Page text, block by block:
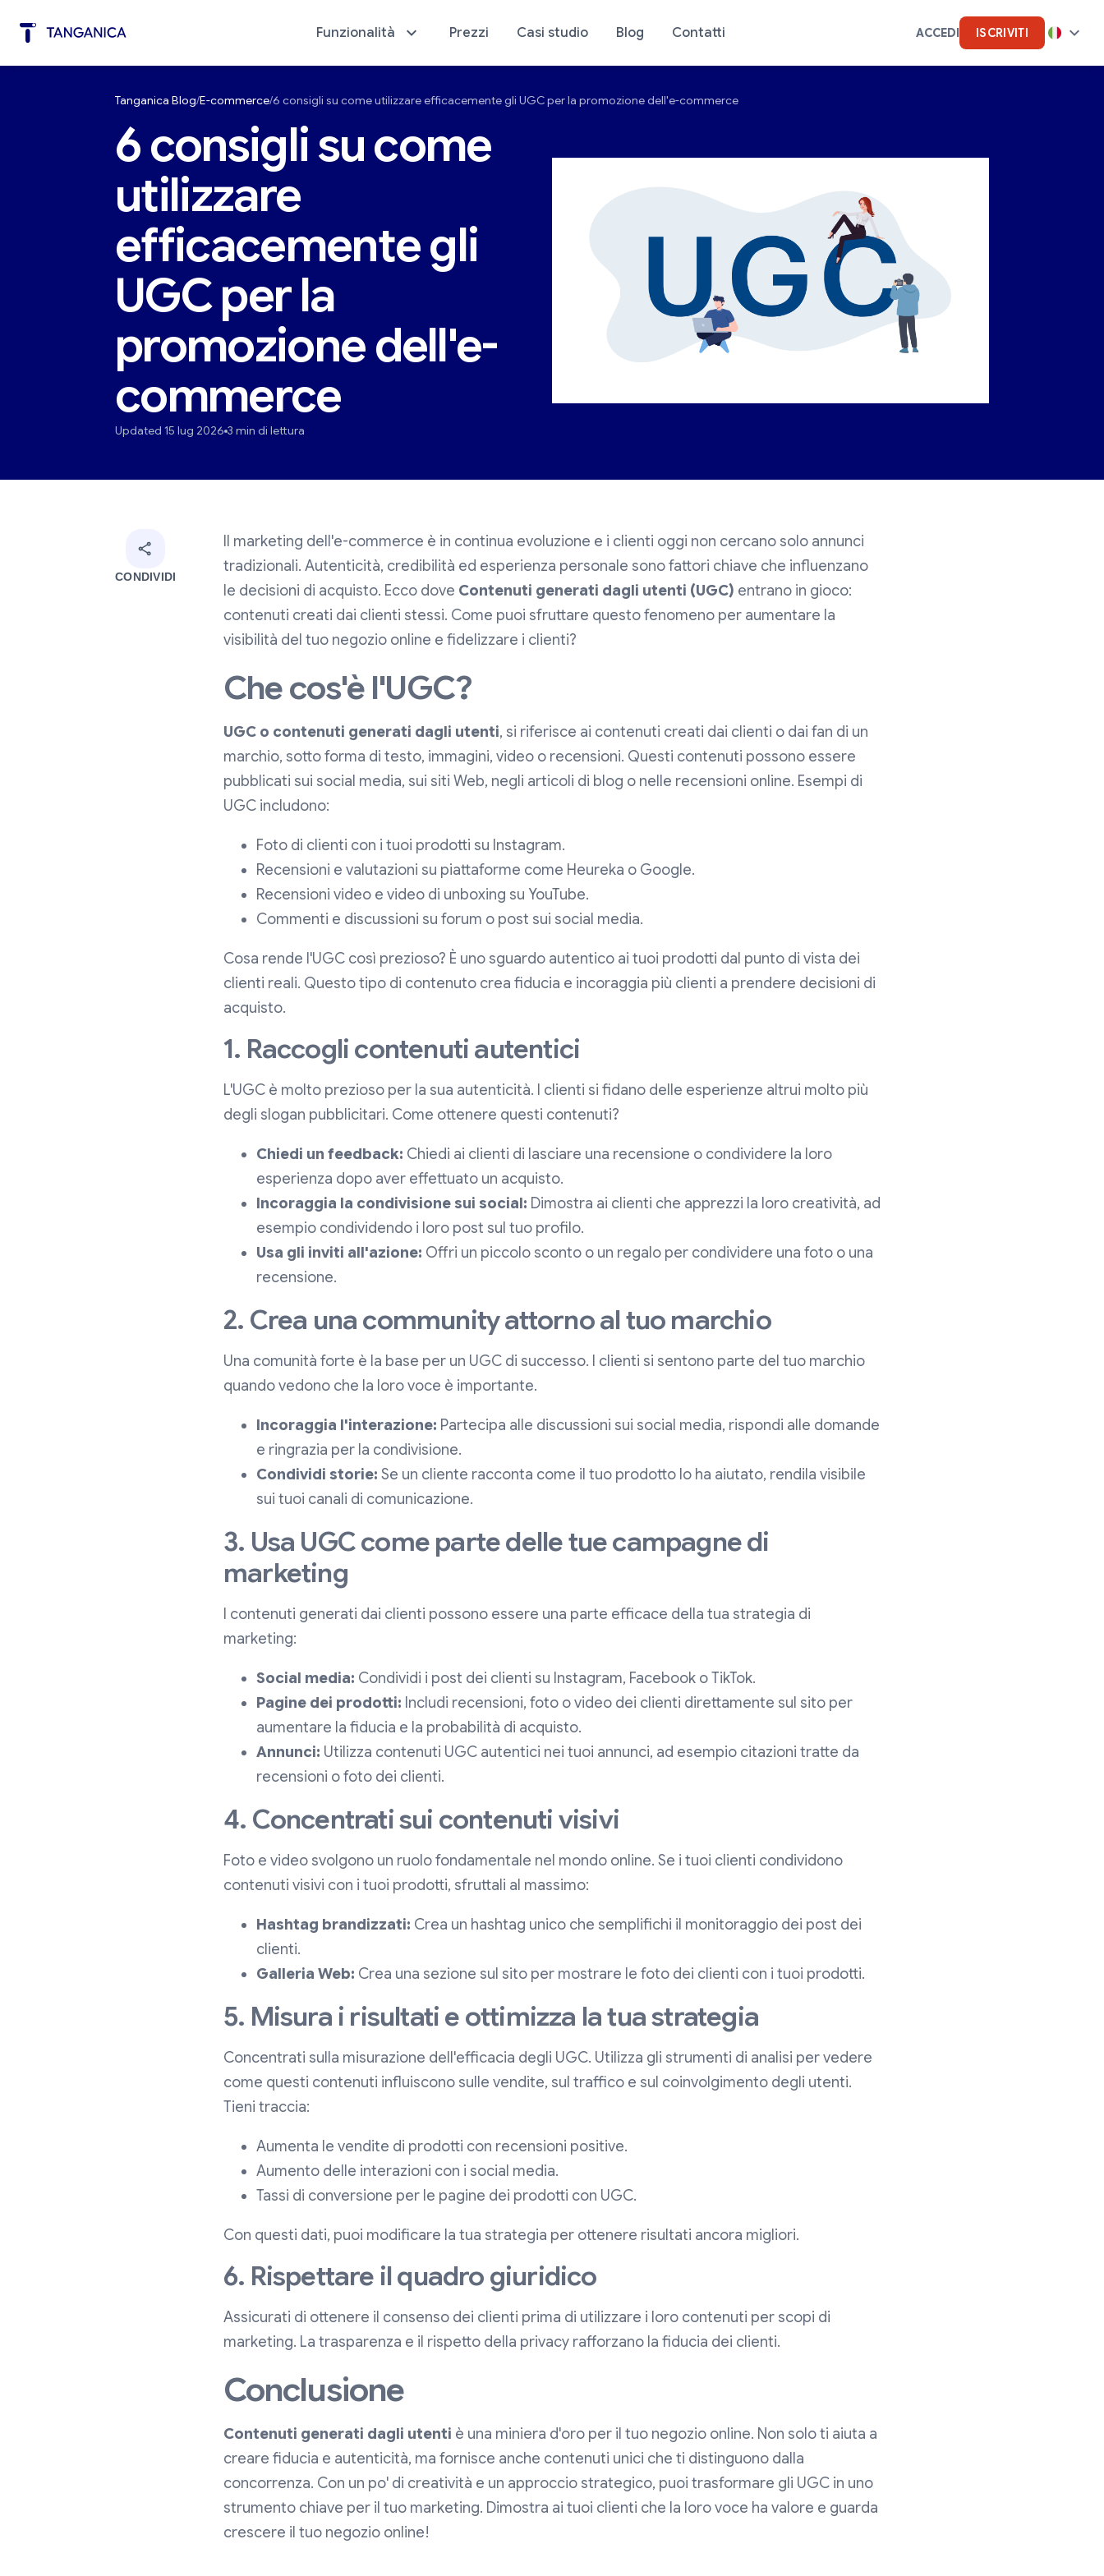
Funzionalità
Automazione del marketing Diagnostica del tuo negozio
Prezzi Casi studio Blog Contatti ACCEDI ISCRIVITI
Tanganica Blog E-commerce 6 consigli su come utilizzare efficacemente gli UGC per la promozione dell'e-commerce
6 consigli su come
utilizzare
efficacemente gli
UGC per la
promozione dell'e-
commerce
Updated 15 lug 2026 3 min di lettura
CONDIVIDI
Il marketing dell'e-commerce è in continua evoluzione e i clienti oggi non cercano solo annunci
tradizionali. Autenticità, credibilità ed esperienza personale sono fattori chiave che influenzano
le decisioni di acquisto. Ecco dove Contenuti generati dagli utenti (UGC) entrano in gioco:
contenuti creati dai clienti stessi. Come puoi sfruttare questo fenomeno per aumentare la
visibilità del tuo negozio online e fidelizzare i clienti?
Che cos'è l'UGC?
UGC o contenuti generati dagli utenti, si riferisce ai contenuti creati dai clienti o dai fan di un
marchio, sotto forma di testo, immagini, video o recensioni. Questi contenuti possono essere
pubblicati sui social media, sui siti Web, negli articoli di blog o nelle recensioni online. Esempi di
UGC includono:
Foto di clienti con i tuoi prodotti su Instagram.
Recensioni e valutazioni su piattaforme come Heureka o Google.
Recensioni video e video di unboxing su YouTube.
Commenti e discussioni su forum o post sui social media.
Cosa rende l'UGC così prezioso? È uno sguardo autentico ai tuoi prodotti dal punto di vista dei
clienti reali. Questo tipo di contenuto crea fiducia e incoraggia più clienti a prendere decisioni di
acquisto.
1. Raccogli contenuti autentici
L'UGC è molto prezioso per la sua autenticità. I clienti si fidano delle esperienze altrui molto più
degli slogan pubblicitari. Come ottenere questi contenuti?
Chiedi un feedback: Chiedi ai clienti di lasciare una recensione o condividere la loro
esperienza dopo aver effettuato un acquisto.
Incoraggia la condivisione sui social: Dimostra ai clienti che apprezzi la loro creatività, ad
esempio condividendo i loro post sul tuo profilo.
Usa gli inviti all'azione: Offri un piccolo sconto o un regalo per condividere una foto o una
recensione.
2. Crea una community attorno al tuo marchio
Una comunità forte è la base per un UGC di successo. I clienti si sentono parte del tuo marchio
quando vedono che la loro voce è importante.
Incoraggia l'interazione: Partecipa alle discussioni sui social media, rispondi alle domande
e ringrazia per la condivisione.
Condividi storie: Se un cliente racconta come il tuo prodotto lo ha aiutato, rendila visibile
sui tuoi canali di comunicazione.
3. Usa UGC come parte delle tue campagne di
marketing
I contenuti generati dai clienti possono essere una parte efficace della tua strategia di
marketing:
Social media: Condividi i post dei clienti su Instagram, Facebook o TikTok.
Pagine dei prodotti: Includi recensioni, foto o video dei clienti direttamente sul sito per
aumentare la fiducia e la probabilità di acquisto.
Annunci: Utilizza contenuti UGC autentici nei tuoi annunci, ad esempio citazioni tratte da
recensioni o foto dei clienti.
4. Concentrati sui contenuti visivi
Foto e video svolgono un ruolo fondamentale nel mondo online. Se i tuoi clienti condividono
contenuti visivi con i tuoi prodotti, sfruttali al massimo:
Hashtag brandizzati: Crea un hashtag unico che semplifichi il monitoraggio dei post dei
clienti.
Galleria Web: Crea una sezione sul sito per mostrare le foto dei clienti con i tuoi prodotti.
5. Misura i risultati e ottimizza la tua strategia
Concentrati sulla misurazione dell'efficacia degli UGC. Utilizza gli strumenti di analisi per vedere
come questi contenuti influiscono sulle vendite, sul traffico e sul coinvolgimento degli utenti.
Tieni traccia:
Aumenta le vendite di prodotti con recensioni positive.
Aumento delle interazioni con i social media.
Tassi di conversione per le pagine dei prodotti con UGC.
Con questi dati, puoi modificare la tua strategia per ottenere risultati ancora migliori.
6. Rispettare il quadro giuridico
Assicurati di ottenere il consenso dei clienti prima di utilizzare i loro contenuti per scopi di
marketing. La trasparenza e il rispetto della privacy rafforzano la fiducia dei clienti.
Conclusione
Contenuti generati dagli utenti è una miniera d'oro per il tuo negozio online. Non solo ti aiuta a
creare fiducia e autenticità, ma fornisce anche contenuti unici che ti distinguono dalla
concorrenza. Con un po' di creatività e un approccio strategico, puoi trasformare gli UGC in uno
strumento chiave per il tuo marketing. Dimostra ai tuoi clienti che la loro voce ha valore e guarda
crescere il tuo negozio online!